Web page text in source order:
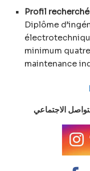
Profil
Diplôme
minimum
maintenance
الاجتماعي